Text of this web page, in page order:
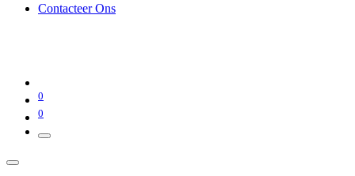
Contacteer Ons
0
0